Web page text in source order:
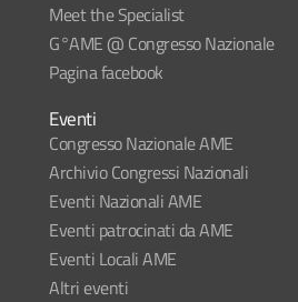
Meet the Specialist
G°AME @ Congresso Nazionale
Pagina facebook
Eventi
Congresso Nazionale AME
Archivio Congressi Nazionali
Eventi Nazionali AME
Eventi patrocinati da AME
Eventi Locali AME
Altri eventi